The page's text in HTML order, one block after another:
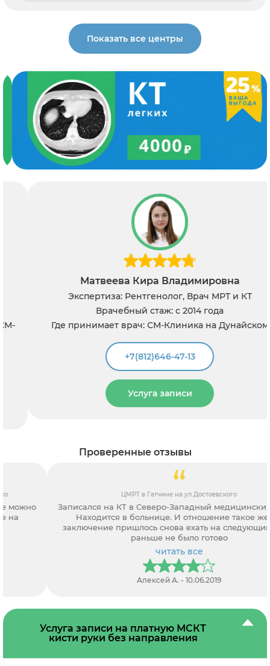
Показать все центры
Матвеева Кира Владимировна
Экспертиза: Рентгенолог, Врач МРТ и КТ
Врачебный стаж: с 2014 года
Где принимает врач: СМ-Клиника на Дунайском
+7(812)646-47-13
Услуга записи
Проверенные отзывы
ЦМРТ в Гатчине на ул Достоевского
Записался на КТ в Северо-Западный медицинский центр.
Находится в больнице. И отношение такое же. За
заключение пришлось снова ехать на следующий день,
раньше не было готово
читать все
Алексей А. - 10.06.2019
Услуга записи на платную МСКТ
кисти руки без направления